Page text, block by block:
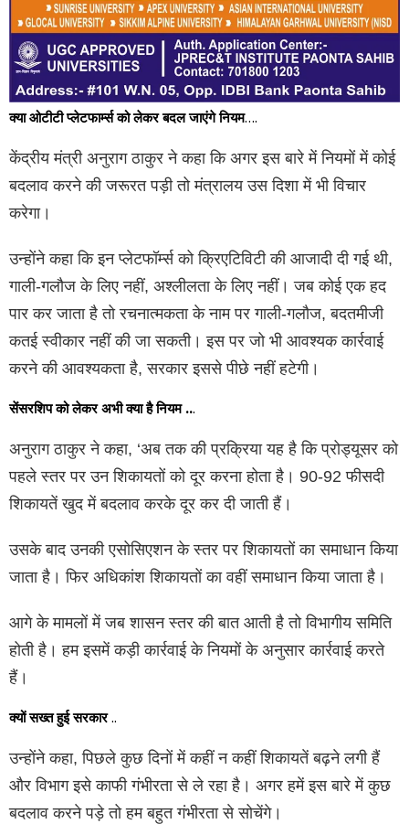
क्या ओटीटी प्लेटफार्म्स को लेकर बदल जाएंगे नियम….
केंद्रीय मंत्री अनुराग ठाकुर ने कहा कि अगर इस बारे में नियमों में कोई
बदलाव करने की जरूरत पड़ी तो मंत्रालय उस दिशा में भी विचार
करेगा।
उन्होंने कहा कि इन प्लेटफॉर्म्स को क्रिएटिविटी की आजादी दी गई थी,
गाली-गलौज के लिए नहीं, अश्लीलता के लिए नहीं। जब कोई एक हद
पार कर जाता है तो रचनात्मकता के नाम पर गाली-गलौज, बदतमीजी
कतई स्वीकार नहीं की जा सकती। इस पर जो भी आवश्यक कार्रवाई
करने की आवश्यकता है, सरकार इससे पीछे नहीं हटेगी।
सेंसरशिप को लेकर अभी क्या है नियम ...
अनुराग ठाकुर ने कहा, ‘अब तक की प्रक्रिया यह है कि प्रोड्यूसर को
पहले स्तर पर उन शिकायतों को दूर करना होता है। 90-92 फीसदी
शिकायतें खुद में बदलाव करके दूर कर दी जाती हैं।
उसके बाद उनकी एसोसिएशन के स्तर पर शिकायतों का समाधान किया
जाता है। फिर अधिकांश शिकायतों का वहीं समाधान किया जाता है।
आगे के मामलों में जब शासन स्तर की बात आती है तो विभागीय समिति
होती है। हम इसमें कड़ी कार्रवाई के नियमों के अनुसार कार्रवाई करते
हैं।
क्यों सख्त हुई सरकार..
उन्होंने कहा, पिछले कुछ दिनों में कहीं न कहीं शिकायतें बढ़ने लगी हैं
और विभाग इसे काफी गंभीरता से ले रहा है। अगर हमें इस बारे में कुछ
बदलाव करने पड़े तो हम बहुत गंभीरता से सोचेंगे।